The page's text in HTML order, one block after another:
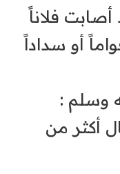
فلاناً
أو سداداً
وسلم :
أكثر من